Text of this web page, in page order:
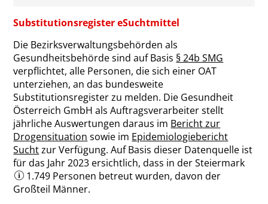
Substitutionsregister eSuchtmittel
Die Bezirksverwaltungsbehörden als
Gesundheitsbehörde sind auf Basis § 24b SMG
verpflichtet, alle Personen, die sich einer OAT
unterziehen, an das bundesweite
Substitutionsregister zu melden. Die Gesundheit
Österreich GmbH als Auftragsverarbeiter stellt
jährliche Auswertungen daraus im Bericht zur
Drogensituation sowie im Epidemiologiebericht
Suchtzur Verfügung. Auf Basis dieser Datenquelle ist
für das Jahr 2023 ersichtlich, dass in der Steiermark
1.749 Personen betreut wurden, davon der
Großteil Männer.